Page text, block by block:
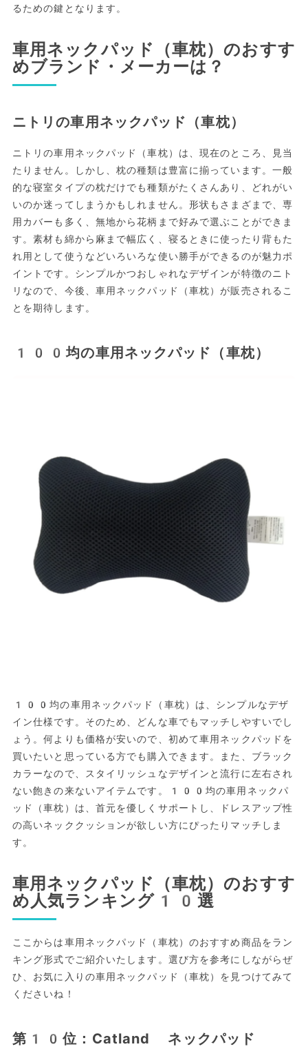
るための鍵となります。
車用ネックパッド（車枕）のおすす
めブランド・メーカーは？
ニトリの車用ネックパッド（車枕）
ニトリの車用ネックパッド（車枕）は、現在のところ、見当
たりません。しかし、枕の種類は豊富に揃っています。一般
的な寝室タイプの枕だけでも種類がたくさんあり、どれがい
いのか迷ってしまうかもしれません。形状もさまざまで、専
用カバーも多く、無地から花柄まで好みで選ぶことができま
す。素材も綿から麻まで幅広く、寝るときに使ったり背もた
れ用として使うなどいろいろな使い勝手ができるのが魅力ポ
イントです。シンプルかつおしゃれなデザインが特徴のニト
リなので、今後、車用ネックパッド（車枕）が販売されるこ
とを期待します。
100均の車用ネックパッド（車枕）
100均の車用ネックパッド（車枕）は、シンプルなデザ
イン仕様です。そのため、どんな車でもマッチしやすいでし
ょう。何よりも価格が安いので、初めて車用ネックパッドを
買いたいと思っている方でも購入できます。また、ブラック
カラーなので、スタイリッシュなデザインと流行に左右され
ない飽きの来ないアイテムです。100均の車用ネックパ
ッド（車枕）は、首元を優しくサポートし、ドレスアップ性
の高いネッククッションが欲しい方にぴったりマッチしま
す。
車用ネックパッド（車枕）のおすす
め人気ランキング10選
ここからは車用ネックパッド（車枕）のおすすめ商品をラン
キング形式でご紹介いたします。選び方を参考にしながらぜ
ひ、お気に入りの車用ネックパッド（車枕）を見つけてみて
くださいね！
第10位：Catland ネックパッド